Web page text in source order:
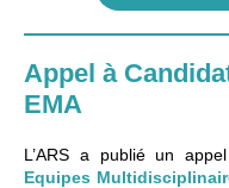
Appel à
EMA
L’ARS a publié un
Equipes